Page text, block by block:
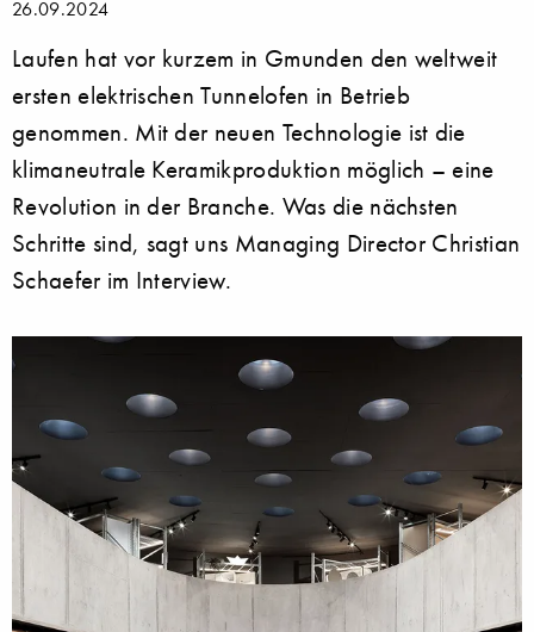
26.09.2024
Laufen hat vor kurzem in Gmunden den weltweit
ersten elektrischen Tunnelofen in Betrieb
genommen. Mit der neuen Technologie ist die
klimaneutrale Keramikproduktion möglich – eine
Revolution in der Branche. Was die nächsten
Schritte sind, sagt uns Managing Director Christian
Schaefer im Interview.